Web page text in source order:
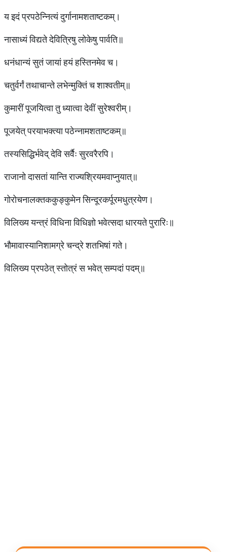
य इदं प्रपठेन्नित्यं दुर्गानामशताष्टकम्।
नासाध्यं विद्यते देवित्रिषु लोकेषु पार्वति॥
धनंधान्यं सुतं जायां हयं हस्तिनमेव च।
चतुर्वर्गं तथाचान्ते लभेन्मुक्तिं च शाश्वतीम्॥
कुमारीं पूजयित्वा तु ध्यात्वा देवीं सुरेश्वरीम्।
पूजयेत् परयाभक्त्या पठेन्नामशताष्टकम्॥
तस्यसिद्धिर्भवेद् देवि सर्वैः सुरवरैरपि।
राजानो दासतां यान्ति राज्यश्रियमवाप्नुयात्॥
गोरोचनालक्तककुङ्कुमेन सिन्दूरकर्पूरमधुत्रयेण।
विलिख्य यन्त्रं विधिना विधिज्ञो भवेत्सदा धारयते पुरारिः॥
भौमावास्यानिशामग्रे चन्द्रे शतभिषां गते।
विलिख्य प्रपठेत् स्तोत्रं स भवेत् सम्पदां पदम्॥